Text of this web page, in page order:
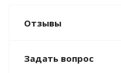
Отзывы
Задать вопрос